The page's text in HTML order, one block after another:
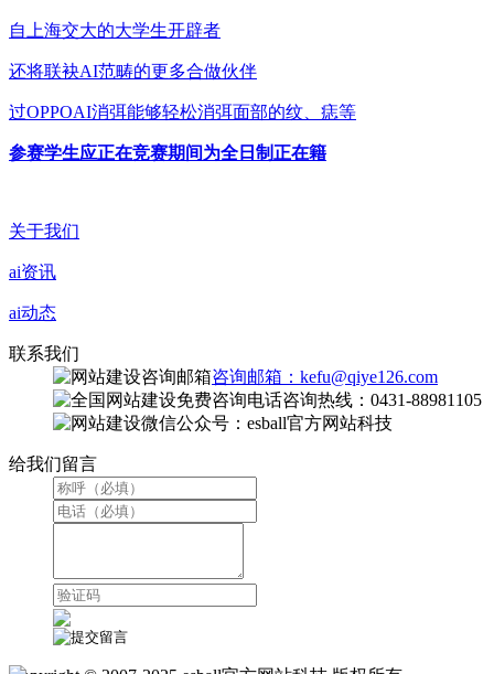
自上海交大的大学生开辟者
还将联袂AI范畴的更多合做伙伴
过OPPOAI消弭能够轻松消弭面部的纹、痣等
参赛学生应正在竞赛期间为全日制正在籍
关于我们
ai资讯
ai动态
联系我们
咨询邮箱：kefu@qiye126.com
咨询热线：0431-88981105
微信公众号：esball官方网站科技
给我们留言